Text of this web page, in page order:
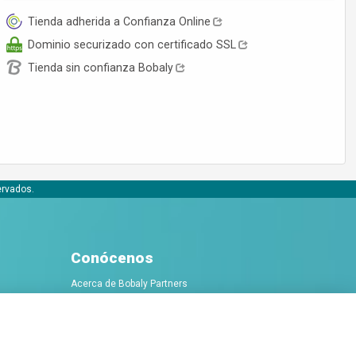
Tienda adherida a Confianza Online
Dominio securizado con certificado SSL
Tienda sin confianza Bobaly
Conócenos
Acerca de Bobaly Partners